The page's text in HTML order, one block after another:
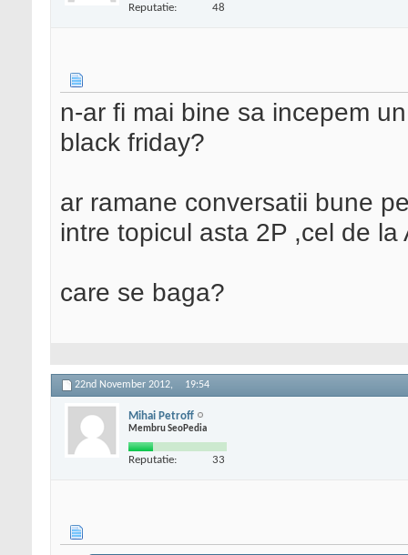
Reputatie: 48
n-ar fi mai bine sa incepem
black friday?
ar ramane conversatii bune
intre topicul asta 2P ,cel de
care se baga?
22nd November 2012, 19:54
Mihai Petroff
Membru SeoPedia
Reputatie: 33